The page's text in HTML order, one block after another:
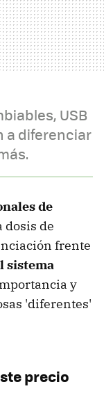
USB
a diferenciar
de
dosis de
frente
sistema
y
'diferentes'
precio